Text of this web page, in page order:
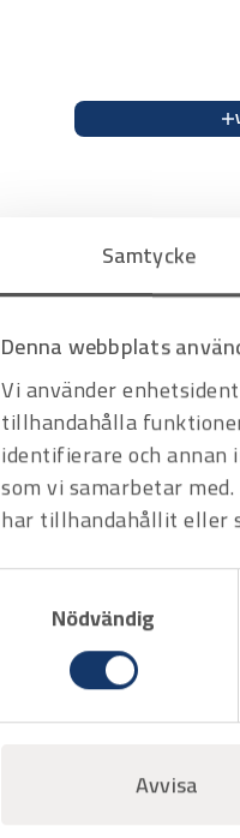
Samtycke
Denna webbplats
Vi använder
tillhandahålla
identifierare och
som vi samarbetar
har tillhandahållit eller
Nödvändig
Avvisa